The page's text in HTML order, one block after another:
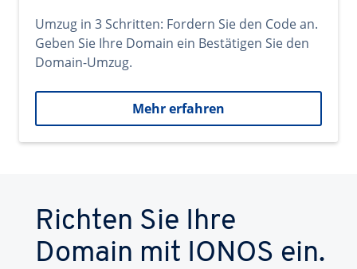
Umzug in 3 Schritten: Fordern Sie den Code an.
Geben Sie Ihre Domain ein Bestätigen Sie den
Domain-Umzug.
Mehr erfahren
Richten Sie Ihre
Domain mit IONOS ein.